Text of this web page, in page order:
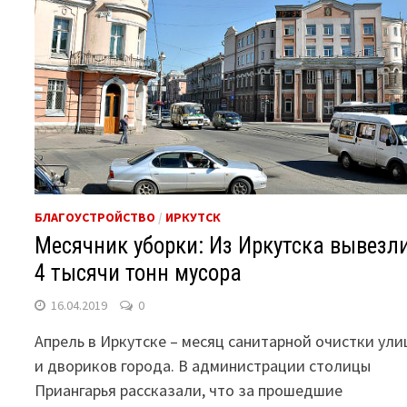
БЛАГОУСТРОЙСТВО / ИРКУТСК
Месячник уборки: Из Иркутска
4 тысячи тонн мусора
16.04.2019 0
Апрель в Иркутске – месяц санитарной очистки
и двориков города. В администрации столицы
Приангарья рассказали, что за прошедшие